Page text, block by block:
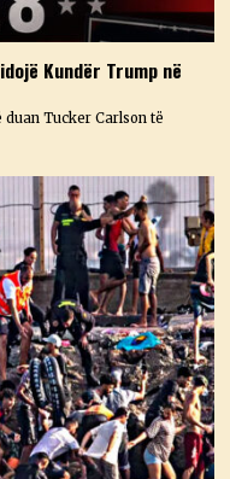
Kundër Trump në
duan Tucker Carlson të